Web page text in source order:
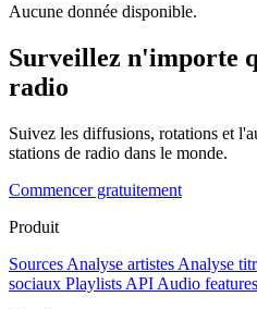
Aucune donnée disponible.
Surveillez n'importe
radio
Suivez les diffusions, rotations et
stations de radio dans le monde.
Commencer gratuitement
Produit
Sources Analyse artistes Analyse
sociaux Playlists API Audio features